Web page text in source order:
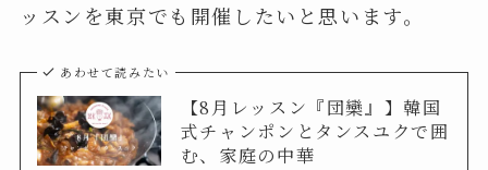
ッスンを東京でも開催したいと思います。
あわせて読みたい
【8月レッスン『団欒』】韓国
式チャンポンとタンスユクで囲
む、家庭の中華